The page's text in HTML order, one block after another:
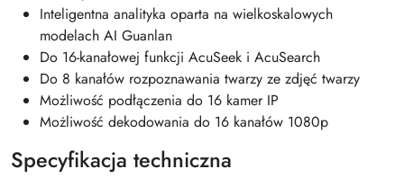
Inteligentna analityka oparta na wielkoskalowych
modelach AI Guanlan
Do 16-kanałowej funkcji AcuSeek i AcuSearch
Do 8 kanałów rozpoznawania twarzy ze zdjęć twarzy
Możliwość podłączenia do 16 kamer IP
Możliwość dekodowania do 16 kanałów 1080p
Specyfikacja techniczna